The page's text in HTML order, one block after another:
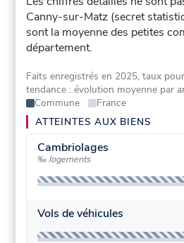
Canny-sur-Matz (secret
sont la moyenne des petites
département.
Faits enregistrés en 2025, taux
tendance : évolution moyenne par
Commune
France
ATTEINTES AUX BIENS
Cambriolages
‰ logements
Vols de véhicules